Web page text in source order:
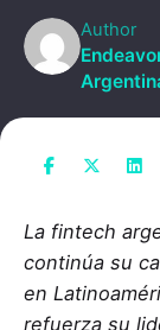
Author
La fintech
continúa su
en
refuerza su